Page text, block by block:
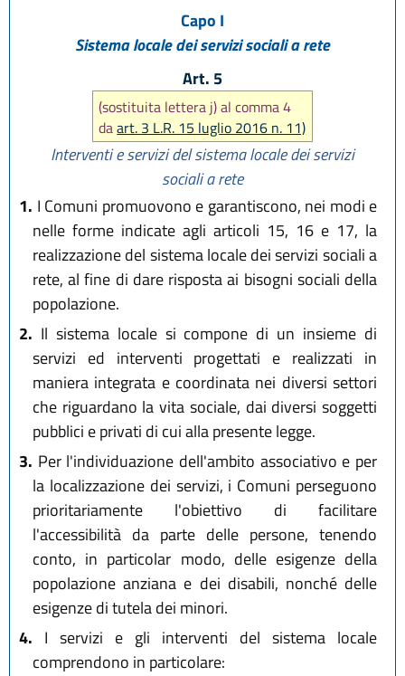
Capo I
Sistema locale dei servizi sociali a rete
Art. 5
(sostituita lettera j) al comma 4
daart. 3 L.R. 15 luglio 2016 n. 11)
Interventi e servizi del sistema locale dei servizi
sociali a rete
1. I Comuni promuovono e garantiscono, nei modi e
nelle forme indicate agli articoli 15, 16 e 17, la
realizzazione del sistema locale dei servizi sociali a
rete, al fine di dare risposta ai bisogni sociali della
popolazione.
2. Il sistema locale si compone di un insieme di
servizi ed interventi progettati e realizzati in
maniera integrata e coordinata nei diversi settori
che riguardano la vita sociale, dai diversi soggetti
pubblici e privati di cui alla presente legge.
3. Per l'individuazione dell'ambito associativo e per
la localizzazione dei servizi, i Comuni perseguono
prioritariamente l'obiettivo di facilitare
l'accessibilità da parte delle persone, tenendo
conto, in particolar modo, delle esigenze della
popolazione anziana e dei disabili, nonché delle
esigenze di tutela dei minori.
4. I servizi e gli interventi del sistema locale
comprendono in particolare: